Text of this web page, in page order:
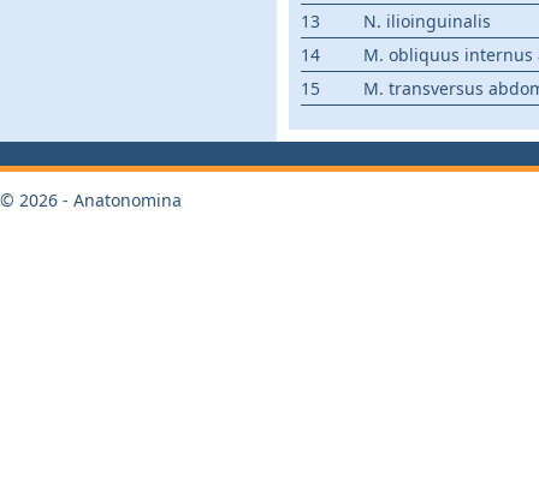
13
N. ilioinguinalis
14
M. obliquus internus
15
M. transversus
© 2026 - Anatonomina